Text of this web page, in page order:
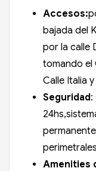
Accesos:
bajada del
por la calle
tomando el
Calle Italia
Seguridad:
Amenities